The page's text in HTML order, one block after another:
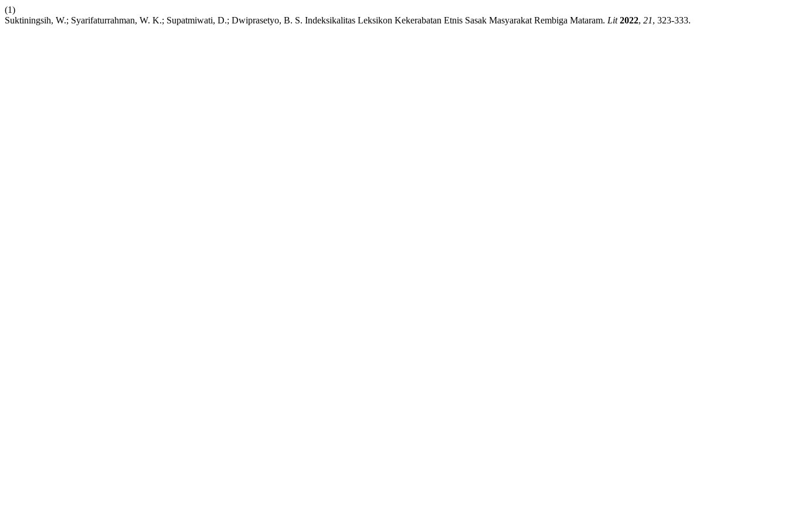
(1)
Suktiningsih, W.; Syarifaturrahman, W. K.; Supatmiwati, D.; Dwiprasetyo, B. S. Indeksikalitas Leksikon Kekerabatan Etnis Sasak Masyarakat Rembiga Mataram. Lit 2022, 21, 323-333.